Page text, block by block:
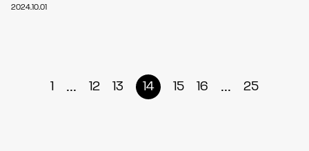
2024.10.01
1 ... 12 13 14 15 16 ... 25